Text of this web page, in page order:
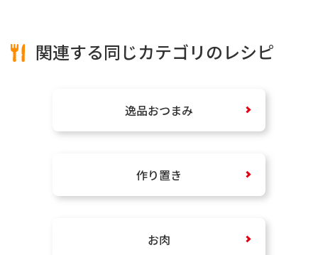
関連する同じカテゴリのレシピ
逸品おつまみ
作り置き
お肉